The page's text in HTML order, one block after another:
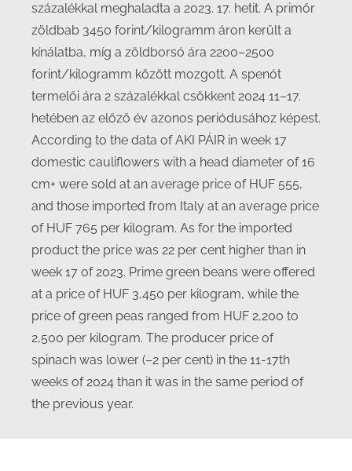
százalékkal meghaladta a 2023. 17. hetit. A primőr
zöldbab 3450 forint/kilogramm áron került a
kínálatba, míg a zöldborsó ára 2200–2500
forint/kilogramm között mozgott. A spenót
termelői ára 2 százalékkal csökkent 2024 11–17.
hetében az előző év azonos periódusához képest.
According to the data of AKI PÁIR in week 17
domestic cauliflowers with a head diameter of 16
cm+ were sold at an average price of HUF 555,
and those imported from Italy at an average price
of HUF 765 per kilogram. As for the imported
product the price was 22 per cent higher than in
week 17 of 2023. Prime green beans were offered
at a price of HUF 3,450 per kilogram, while the
price of green peas ranged from HUF 2,200 to
2,500 per kilogram. The producer price of
spinach was lower (–2 per cent) in the 11-17th
weeks of 2024 than it was in the same period of
the previous year.